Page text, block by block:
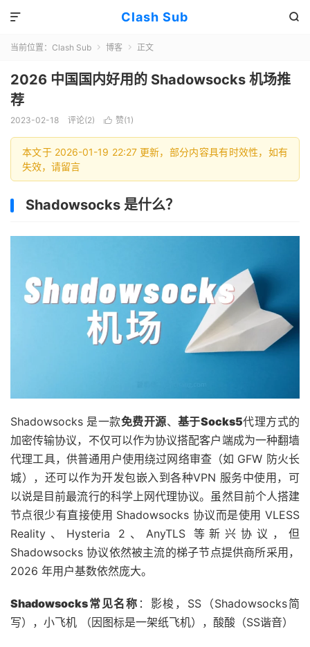
Clash Sub 

当前位置： Clash Sub  博客  正文
2026 中国国内好用的 Shadowsocks 机场推
荐
2023-02-18 评论(2)  赞(1 )
本文于 2026-01-19 22:27 更新，部分内容具有时效性，如有
失效，请留言
Shadowsocks 是什么？
Shadowsocks 是一款免费开源、 基于Socks5代理方式的
加密传输协议，不仅可以作为协议搭配客户端成为一种翻墙
代理工具，供普通用户使用绕过网络审查（如 GFW 防火长
城），还可以作为开发包嵌入到各种VPN 服务中使用，可
以说是目前最流行的科学上网代理协议。虽然目前个人搭建
节点很少有直接使用 Shadowsocks 协议而是使用 VLESS
Reality、Hysteria 2、AnyTLS 等新兴协议，但
Shadowsocks 协议依然被主流的梯子节点提供商所采用，
2026 年用户基数依然庞大。
Shadowsocks常见名称 ：影梭，SS（Shadowsocks简
写），小飞机 （因图标是一架纸飞机），酸酸（SS谐音）